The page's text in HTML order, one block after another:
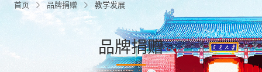
首页 品牌捐赠 教学发展
品牌捐赠